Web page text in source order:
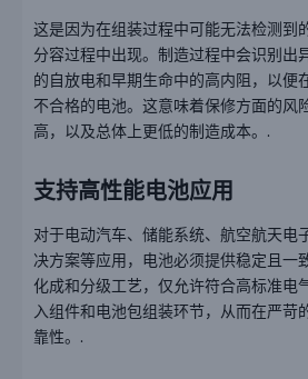
这是因为在组装过程中可能无法检测到
分容过程中出现。制造过程中会识别出
的自放电和早期生命中的高内阻，以便
不合格的电池。这意味着保修方面的风
高，以及总体上更低的制造成本。.
支持高性能电池应用
对于电动汽车、储能系统、航空航天电
决方案等应用，电池必须提供稳定且一
化成和分级工艺，仅允许符合高标准电
入组件和电池包组装环节，从而在严苛
靠性。.